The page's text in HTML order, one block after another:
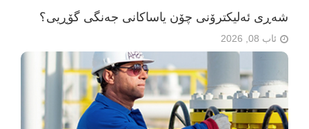
شەڕی ئەلیکترۆنی چۆن یاساکانی جەنگی گۆڕیی؟
ئاب 08, 2026